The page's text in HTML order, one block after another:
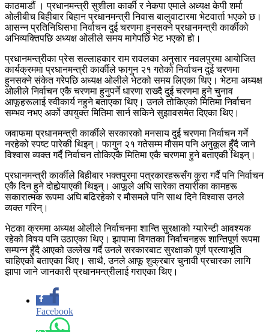
काठमाडौं । प्रधानमन्त्री सुशीला कार्की र नेकपा एमाले अध्यक्ष केपी शर्मा
ओलीबीच बिहीबार बिहान प्रधानमन्त्री निवास बालुवाटारमा भेटवार्ता भएको छ।
आसन्न प्रतिनिधिसभा निर्वाचन दुई चरणमा हुनसक्ने प्रधानमन्त्री कार्कीको
अभिव्यक्तिपछि अध्यक्ष ओलीले समय मागेपछि भेट भएको हो।
प्रधानमन्त्रीका प्रेस सल्लाहकार राम रावलका अनुसार नवलपुरमा आयोजित
कार्यक्रममा प्रधानमन्त्री कार्कीले फागुन २१ गतेको निर्वाचन दुई चरणमा
हुनसक्ने संकेत गरेपछि अध्यक्ष ओलीले भेटको समय लिएका थिए। भेटमा अध्यक्ष
ओलीले निर्वाचन एकै चरणमा हुनुपर्ने धारणा राख्दै दुई चरणमा हुने चुनाव
आफूहरूलाई स्वीकार्य नहुने बताएका थिए। उनले तोकिएको मितिमा निर्वाचन
सम्भव नभए अर्को उपयुक्त मितिमा सार्न सकिने सुझावसमेत दिएका थिए।
जवाफमा प्रधानमन्त्री कार्कीले सरकारको मनसाय दुई चरणमा निर्वाचन गर्ने
नरहेको स्पष्ट पारेकी थिइन्। फागुन २१ गतेसम्म मौसम पनि अनुकूल हुँदै जाने
विश्वास व्यक्त गर्दै निर्वाचन तोकिएकै मितिमा एकै चरणमा हुने बताएकी थिइन्।
प्रधानमन्त्री कार्कीले बिहीबार भक्तपुरमा पत्रकारहरूसँग कुरा गर्दै पनि निर्वाचन
एकै दिन हुने दोहोर्‍याएकी थिइन्। आफूले अघि सारेका तयारीका कामहरू
सकारात्मक रूपमा अघि बढिरहेको र मौसमले पनि साथ दिने विश्वास उनले
व्यक्त गरिन्।
भेटका क्रममा अध्यक्ष ओलीले निर्वाचनमा शान्ति सुरक्षाको ग्यारेन्टी आवश्यक
रहेको विषय पनि उठाएका थिए। झापामा विगतका निर्वाचनहरू शान्तिपूर्ण रूपमा
सम्पन्न हुँदै आएको उल्लेख गर्दै उनले सरकारबाट सुरक्षाको पूर्ण प्रत्याभूति
चाहिएको बताएका थिए। साथै, उनले आफू शुक्रबार चुनावी प्रचारका लागि
झापा जाने जानकारी प्रधानमन्त्रीलाई गराएका थिए।
Facebook